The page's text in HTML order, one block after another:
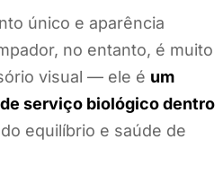
único e aparência
no entanto, é muito
visual — ele é um
serviço biológico dentro
equilíbrio e saúde de